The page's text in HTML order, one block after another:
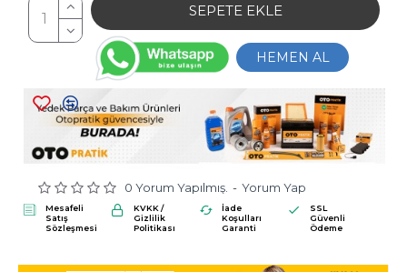
0 Yorum Yapılmış. - Yorum Yap
SEPETE EKLE
HEMEN AL
Mesafeli
Satış
Sözleşmesi
KVKK /
Gizlilik
Politikası
İade
Koşulları
Garanti
SSL
Güvenli
Ödeme